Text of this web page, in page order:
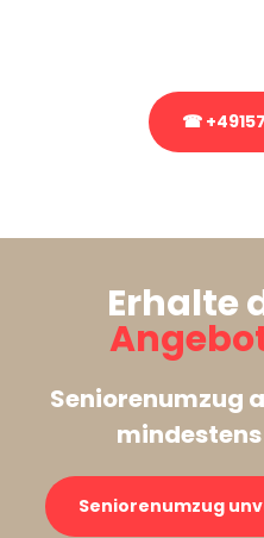
☎
Erhalte
Seniorenumzug
Seniorenumzug